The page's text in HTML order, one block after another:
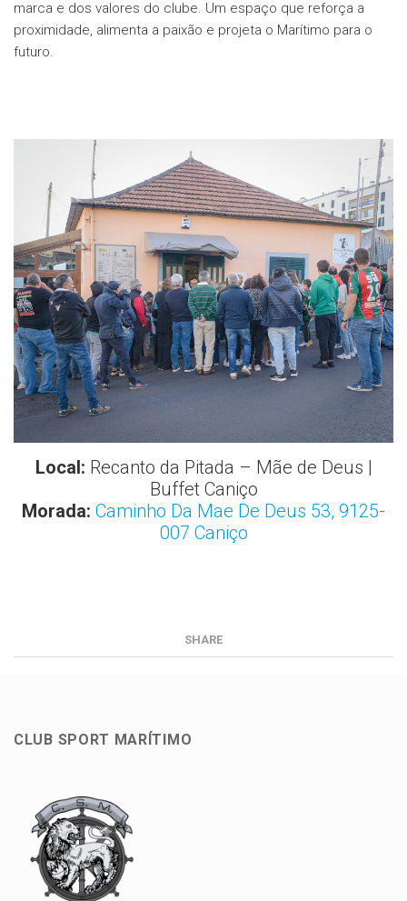
marca e dos valores do clube. Um espaço que reforça a
proximidade, alimenta a paixão e projeta o Marítimo para o
futuro.
Local: Recanto da Pitada – Mãe de Deus |
Buffet Caniço
Morada: Caminho Da Mae De Deus 53, 9125-
007 Caniço
SHARE
CLUB SPORT MARÍTIMO